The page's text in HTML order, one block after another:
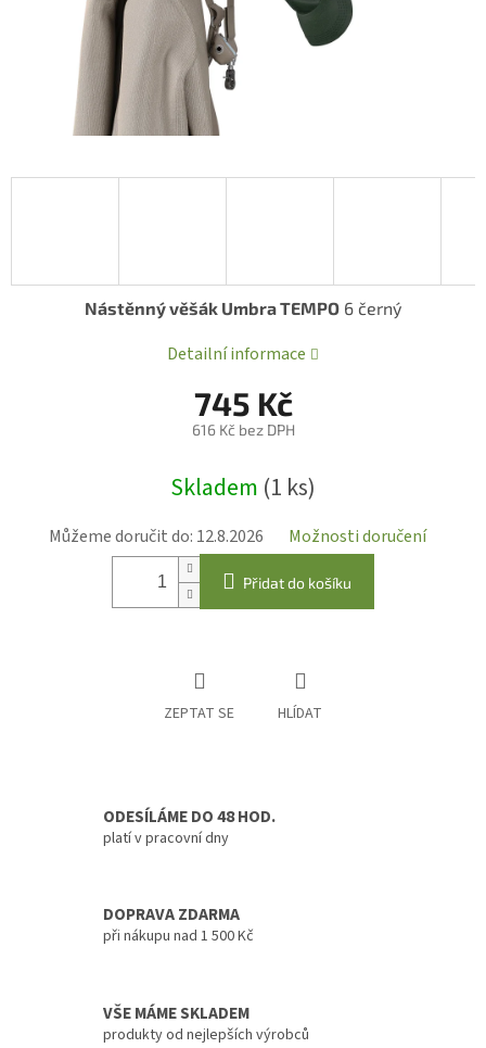
745 Kč
616 Kč bez DPH
cena:
Skladem (1 ks)
Můžeme doručit do: 12.8.2026 Možnosti doručení
Přidat do košíku
Nástěnný věšák Umbra TEMPO 6 černý
Detailní informace
ZEPTAT SE HLÍDAT
ODESÍLÁME DO 48 HOD.
platí v pracovní dny
DOPRAVA ZDARMA
při nákupu nad 1 500 Kč
VŠE MÁME SKLADEM
produkty od nejlepších výrobců